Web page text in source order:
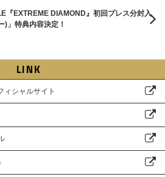
『EXTREME DIAMOND』初回プレス分封入
)」特典内容決定！
LINK
ィシャルサイト